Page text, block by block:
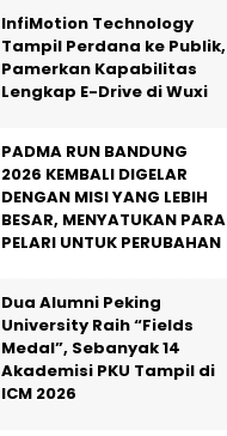
InfiMotion Technology
Tampil Perdana ke Publik,
Pamerkan Kapabilitas
Lengkap E-Drive di Wuxi
PADMA RUN BANDUNG
2026 KEMBALI DIGELAR
DENGAN MISI YANG LEBIH
BESAR, MENYATUKAN PARA
PELARI UNTUK PERUBAHAN
Dua Alumni Peking
University Raih “Fields
Medal”, Sebanyak 14
Akademisi PKU Tampil di
ICM 2026